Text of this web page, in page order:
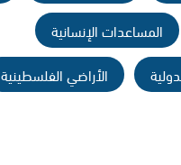
المساعدات الإنسانية
الأراضي الفلسطينية